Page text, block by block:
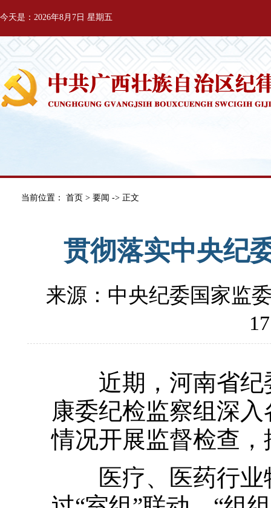
今天是：2026年8月7日 星期五
当前位置： 首页 > 要闻 -> 正文
贯彻落实中央纪
来源：中央纪委国家监
近期，河南省纪
康委纪检监察组深
情况开展监督检查
医疗、医药行业